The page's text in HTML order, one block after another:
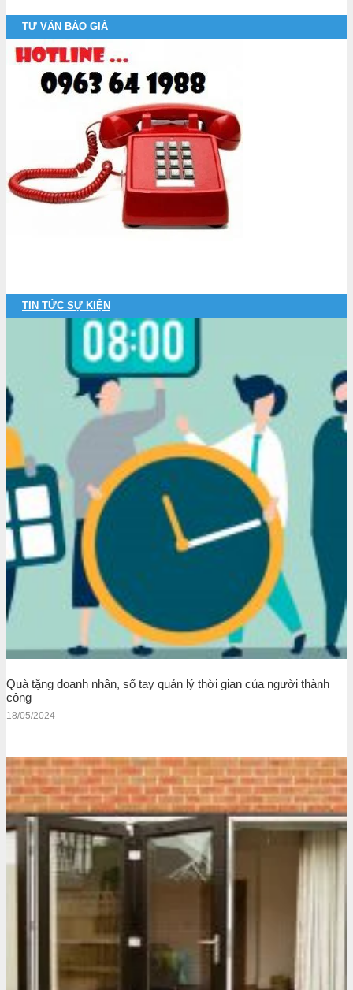
TƯ VẤN BÁO GIÁ
TIN TỨC SỰ KIỆN
Quà tặng doanh nhân, sổ tay quản lý thời gian của người thành
công
18/05/2024